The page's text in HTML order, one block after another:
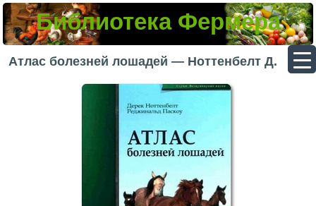
Библиотека Фермера
Атлас болезней лошадей — Ноттенбелт Д.